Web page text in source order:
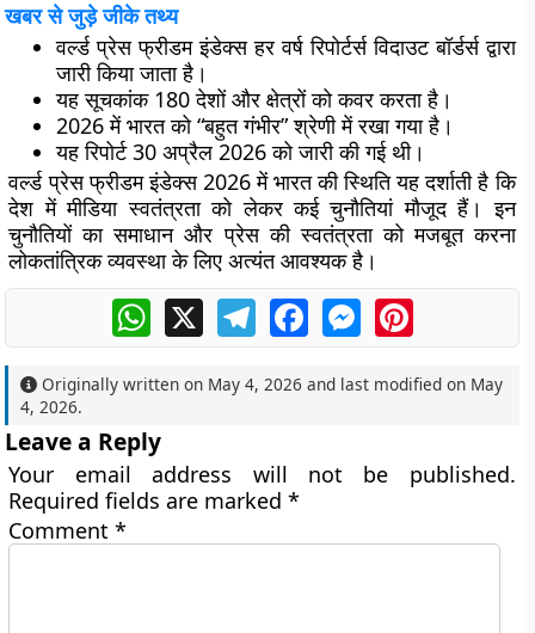
खबर से जुड़े जीके तथ्य
वर्ल्ड प्रेस फ्रीडम इंडेक्स हर वर्ष रिपोर्टर्स विदाउट बॉर्डर्स द्वारा
जारी किया जाता है।
यह सूचकांक 180 देशों और क्षेत्रों को कवर करता है।
2026 में भारत को “बहुत गंभीर” श्रेणी में रखा गया है।
यह रिपोर्ट 30 अप्रैल 2026 को जारी की गई थी।
वर्ल्ड प्रेस फ्रीडम इंडेक्स 2026 में भारत की स्थिति यह दर्शाती है कि
देश में मीडिया स्वतंत्रता को लेकर कई चुनौतियां मौजूद हैं। इन
चुनौतियों का समाधान और प्रेस की स्वतंत्रता को मजबूत करना
लोकतांत्रिक व्यवस्था के लिए अत्यंत आवश्यक है।
WhatsApp
X TelegramFacebookMessengerPinterest
Originally written on May 4, 2026 and last modified on May
4, 2026.
Leave a Reply
Your email address will not be published.
Required fields are marked*
Comment*